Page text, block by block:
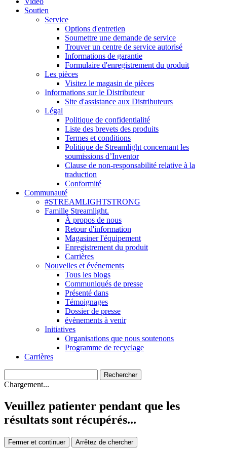
Soutien
Service
Options d'entretien
Soumettre une demande de service
Trouver un centre de service autorisé
Informations de garantie
Formulaire d'enregistrement du produit
Les pièces
Visitez le magasin de pièces
Informations sur le Distributeur
Site d'assistance aux Distributeurs
Légal
Politique de confidentialité
Liste des brevets des produits
Termes et conditions
Politique de Streamlight concernant les
soumissions d’Inventor
Clause de non-responsabilité relative à la
traduction
Conformité
Communauté
#STREAMLIGHTSTRONG
Famille Streamlight.
À propos de nous
Retour d'information
Magasiner l'équipement
Enregistrement du produit
Carrières
Nouvelles et événements
Tous les blogs
Communiqués de presse
Présenté dans
Témoignages
Dossier de presse
évènements à venir
Initiatives
Organisations que nous soutenons
Programme de recyclage
Carrières
Chargement...
Veuillez patienter pendant que les
résultats sont récupérés...
Fermer et continuer Arrêtez de chercher